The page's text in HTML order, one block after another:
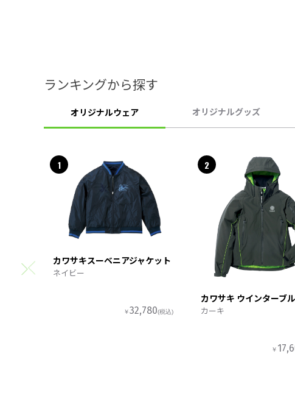
ランキングから探す
オリジナルウェア オリジナルグッズ
1
カワサキスーベニアジャケット
ネイビー
￥32,780(税込)
2
カワサキ ウインターブ
カーキ
￥